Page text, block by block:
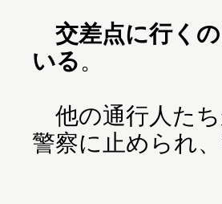
交差点に行く
いる。
他の通行人た
警察に止められ